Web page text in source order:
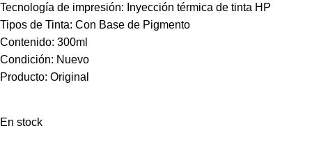
Tecnología de impresión: Inyección térmica de tinta HP
Tipos de Tinta: Con Base de Pigmento
Contenido: 300ml
Condición: Nuevo
Producto: Original
En stock